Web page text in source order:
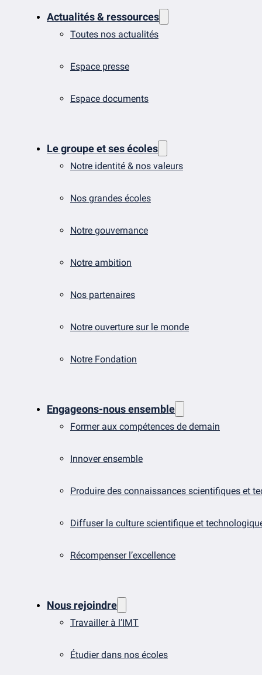
Actualités & ressources
Toutes nos actualités
Espace presse
Espace documents
Le groupe et ses écoles
Notre identité & nos valeurs
Nos grandes écoles
Notre gouvernance
Notre ambition
Nos partenaires
Notre ouverture sur le monde
Notre Fondation
Engageons-nous ensemble
Former aux compétences de demain
Innover ensemble
Produire des connaissances scientifiques et
Diffuser la culture scientifique et
Récompenser l’excellence
Nous rejoindre
Travailler à l’IMT
Étudier dans nos écoles